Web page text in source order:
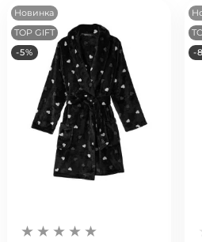
Новинка
TOP GIFT
-5%
-